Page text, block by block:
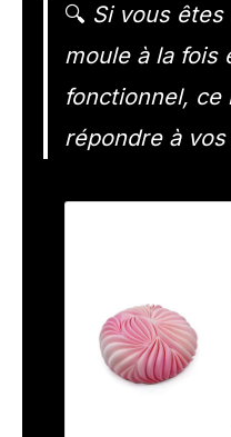
🔍 Si vous êtes
moule à la fois
fonctionnel, ce
répondre à